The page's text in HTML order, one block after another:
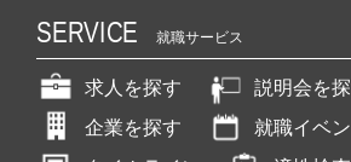
SERVICE 就職サービス
求人を探す
説明会を
企業を探す
就職イベ